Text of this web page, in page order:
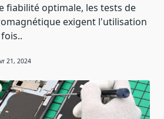
fiabilité optimale, les tests de
exigent l'utilisation
21, 2024